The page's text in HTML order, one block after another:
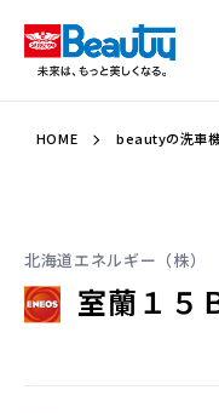
HOME beautyの洗車
北海道エネルギー（株
室蘭１５